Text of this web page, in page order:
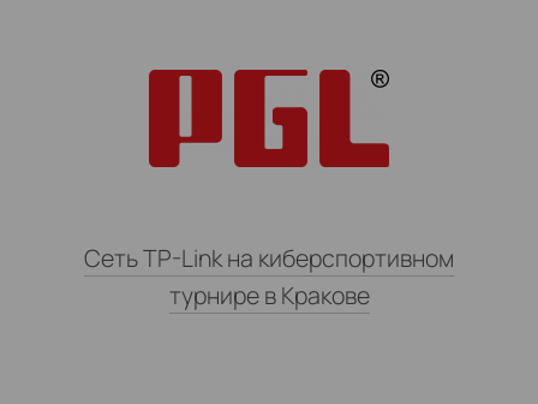
Сеть TP-Link на киберспортивном
турнире в Кракове